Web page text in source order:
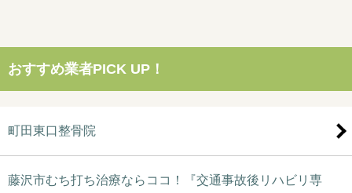
おすすめ業者PICK UP！
町田東口整骨院
藤沢市むち打ち治療ならココ！『交通事故後リハビリ専